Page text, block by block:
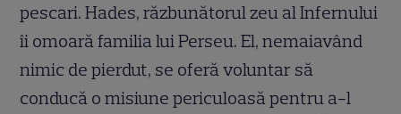
pescari. Hades, răzbunătorul zeu al Infernului
îi omoară familia lui Perseu. El, nemaiavând
nimic de pierdut, se oferă voluntar să
conducă o misiune periculoasă pentru a-l